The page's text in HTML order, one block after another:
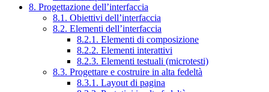
8. Progettazione dell’interfaccia
8.1. Obiettivi dell’interfaccia
8.2. Elementi dell’interfaccia
8.2.1. Elementi di composizione
8.2.2. Elementi interattivi
8.2.3. Elementi testuali (microtesti)
8.3. Progettare e costruire in alta fedeltà
8.3.1. Layout di pagina